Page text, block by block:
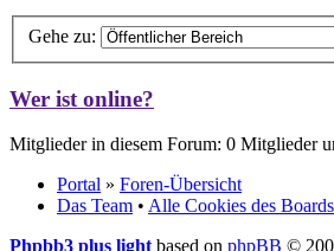
Gehe zu:
Wer ist online?
Mitglieder in diesem Forum: 0 Mitglieder
Portal » Foren-Übersicht
Das Team • Alle Cookies des
Phpbb3 plus light based on phpBB ©